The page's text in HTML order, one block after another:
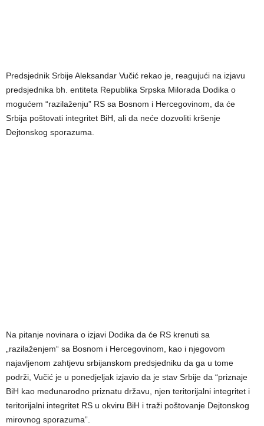
Predsjednik Srbije Aleksandar Vučić rekao je, reagujući na izjavu
predsjednika bh. entiteta Republika Srpska Milorada Dodika o
mogućem “razilaženju” RS sa Bosnom i Hercegovinom, da će
Srbija poštovati integritet BiH, ali da neće dozvoliti kršenje
Dejtonskog sporazuma.
Na pitanje novinara o izjavi Dodika da će RS krenuti sa
„razilaženjem“ sa Bosnom i Hercegovinom, kao i njegovom
najavljenom zahtjevu srbijanskom predsjedniku da ga u tome
podrži, Vučić je u ponedjeljak izjavio da je stav Srbije da “priznaje
BiH kao međunarodno priznatu državu, njen teritorijalni integritet i
teritorijalni integritet RS u okviru BiH i traži poštovanje Dejtonskog
mirovnog sporazuma”.